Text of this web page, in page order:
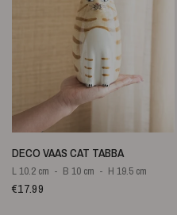
QUICK VIEW
DECO VAAS CAT TABBA
L 10.2 cm B 10 cm H 19.5 cm
€17.99